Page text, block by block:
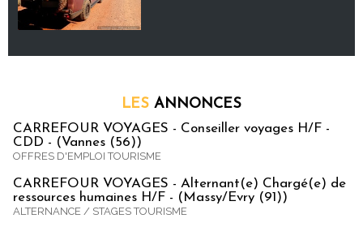
LES ANNONCES
CARREFOUR VOYAGES - Conseiller voyages H/F -
CDD - (Vannes (56))
OFFRES D'EMPLOI TOURISME
CARREFOUR VOYAGES - Alternant(e) Chargé(e) de
ressources humaines H/F - (Massy/Evry (91))
ALTERNANCE / STAGES TOURISME